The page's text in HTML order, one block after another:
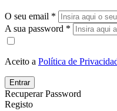
O seu email *
A sua password *
Aceito a Política de
Entrar
Recuperar Password
Registo